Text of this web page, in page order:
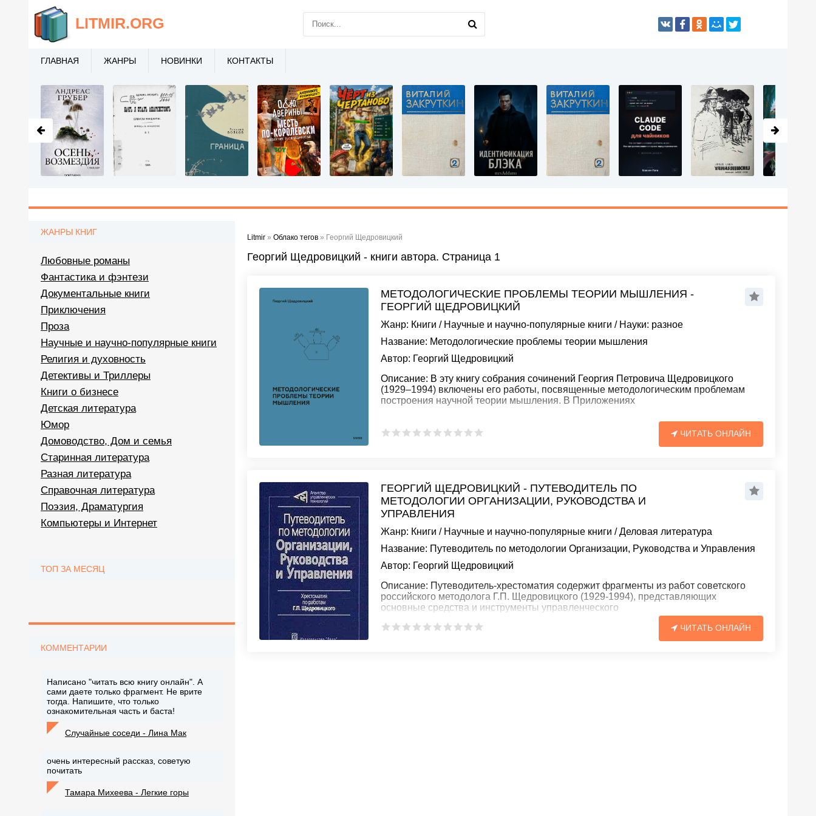
Litmir » Облако тегов » Георгий Щедровицкий
Георгий Щедровицкий - книги автора. Страница 1
МЕТОДОЛОГИЧЕСКИЕ ПРОБЛЕМЫ ТЕОРИИ МЫШЛЕНИЯ -
ГЕОРГИЙ ЩЕДРОВИЦКИЙ
Жанр: Книги / Научные и научно-популярные книги / Науки: разное
Название: Методологические проблемы теории мышления
Автор: Георгий Щедровицкий
Описание: В эту книгу собрания сочинений Георгия Петровича Щедровицкого
(1929–1994) включены его работы, посвященные методологическим проблемам
построения научной теории мышления. В Приложениях
ЧИТАТЬ ОНЛАЙН
ГЕОРГИЙ ЩЕДРОВИЦКИЙ - ПУТЕВОДИТЕЛЬ ПО
МЕТОДОЛОГИИ ОРГАНИЗАЦИИ, РУКОВОДСТВА И
УПРАВЛЕНИЯ
Жанр: Книги / Научные и научно-популярные книги /Деловая литература
Название: Путеводитель по методологии Организации, Руководства и Управления
Автор: Георгий Щедровицкий
Описание: Путеводитель-хрестоматия содержит фрагменты из работ советского
российского методолога Г.П. Щедровицкого (1929-1994), представляющих
основные средства и инструменты управленческого
ЧИТАТЬ ОНЛАЙН
ЖАНРЫ КНИГ
Любовные романы
Фантастика и фэнтези
Документальные книги
Приключения
Проза
Научные и научно-популярные книги
Религия и духовность
Детективы и Триллеры
Книги о бизнесе
Детская литература
Юмор
Домоводство, Дом и семья
Старинная литература
Разная литература
Справочная литература
Поэзия, Драматургия
Компьютеры и Интернет
ТОП ЗА МЕСЯЦ
КОММЕНТАРИИ
Написано "читать всю книгу онлайн". А
сами даете только фрагмент. Не врите
тогда. Напишите, что только
ознакомительная часть и баста!
Случайные соседи - Лина Мак
очень интересный рассказ, советую
почитать
Тамара Михеева - Легкие горы
LITMIR.ORG
ГЛАВНАЯ ЖАНРЫ НОВИНКИ КОНТАКТЫ